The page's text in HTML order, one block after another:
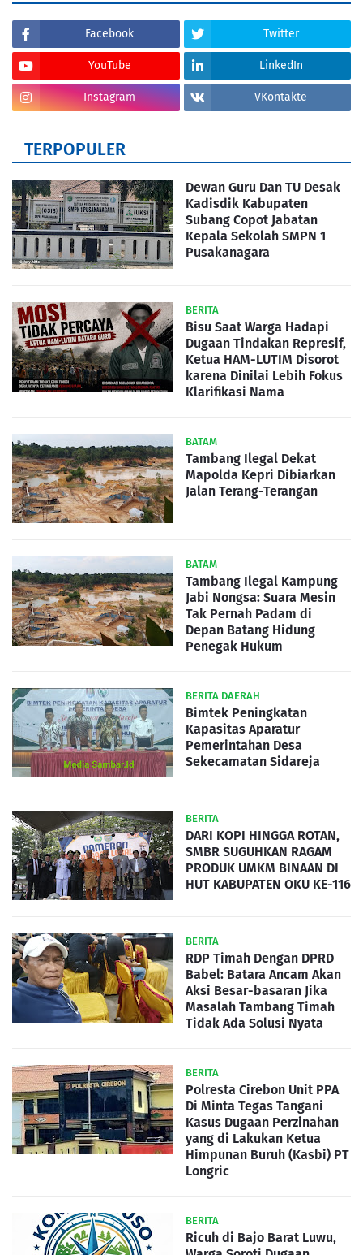
Facebook Twitter
YouTube LinkedIn
Instagram VKontakte
TERPOPULER
Dewan Guru Dan TU Desak
Kadisdik Kabupaten
Subang Copot Jabatan
Kepala Sekolah SMPN 1
Pusakanagara
BERITA
Bisu Saat Warga Hadapi
Dugaan Tindakan Represif,
Ketua HAM-LUTIM Disorot
karena Dinilai Lebih Fokus
Klarifikasi Nama
BATAM
Tambang Ilegal Dekat
Mapolda Kepri Dibiarkan
Jalan Terang-Terangan
BATAM
Tambang Ilegal Kampung
Jabi Nongsa: Suara Mesin
Tak Pernah Padam di
Depan Batang Hidung
Penegak Hukum
BERITA DAERAH
Bimtek Peningkatan
Kapasitas Aparatur
Pemerintahan Desa
Sekecamatan Sidareja
BERITA
DARI KOPI HINGGA ROTAN,
SMBR SUGUHKAN RAGAM
PRODUK UMKM BINAAN DI
HUT KABUPATEN OKU KE-116
BERITA
RDP Timah Dengan DPRD
Babel: Batara Ancam Akan
Aksi Besar-basaran Jika
Masalah Tambang Timah
Tidak Ada Solusi Nyata
BERITA
Polresta Cirebon Unit PPA
Di Minta Tegas Tangani
Kasus Dugaan Perzinahan
yang di Lakukan Ketua
Himpunan Buruh (Kasbi) PT
Longric
BERITA
Ricuh di Bajo Barat Luwu,